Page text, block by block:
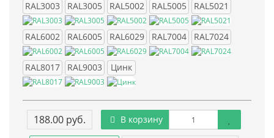
RAL3003 RAL3005 RAL5002 RAL5005 RAL5021
RAL6002 RAL6005 RAL6029 RAL7004 RAL7024
RAL8017 RAL9003 Цинк
188.00 руб. В корзину